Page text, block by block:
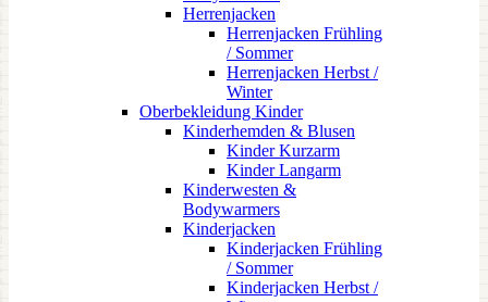
Herrenjacken
Herrenjacken Frühling
/ Sommer
Herrenjacken Herbst /
Winter
Oberbekleidung Kinder
Kinderhemden & Blusen
Kinder Kurzarm
Kinder Langarm
Kinderwesten &
Bodywarmers
Kinderjacken
Kinderjacken Frühling
/ Sommer
Kinderjacken Herbst /